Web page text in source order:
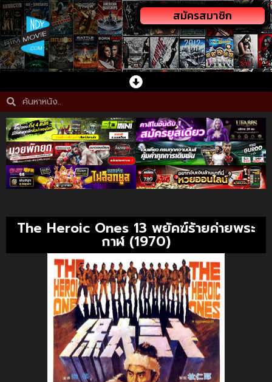
สมัครสมาชิก
The Heroic Ones 13 พยัคฆ์ร้ายค่ายพระ
กาฬ (1970)